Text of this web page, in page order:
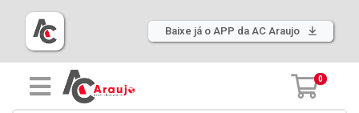
Baixe já o APP da AC Araujo
0